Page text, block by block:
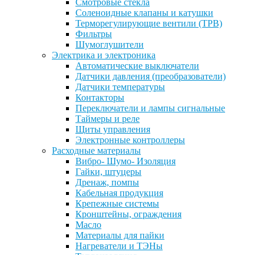
Смотровые стекла
Соленоидные клапаны и катушки
Терморегулирующие вентили (ТРВ)
Фильтры
Шумоглушители
Электрика и электроника
Автоматические выключатели
Датчики давления (преобразователи)
Датчики температуры
Контакторы
Переключатели и лампы сигнальные
Таймеры и реле
Щиты управления
Электронные контроллеры
Расходные материалы
Вибро- Шумо- Изоляция
Гайки, штуцеры
Дренаж, помпы
Кабельная продукция
Крепежные системы
Кронштейны, ограждения
Масло
Материалы для пайки
Нагреватели и ТЭНы